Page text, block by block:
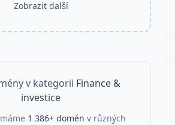
Zobrazit další
v kategorii Finance &
investice
1 386+ domén v různých